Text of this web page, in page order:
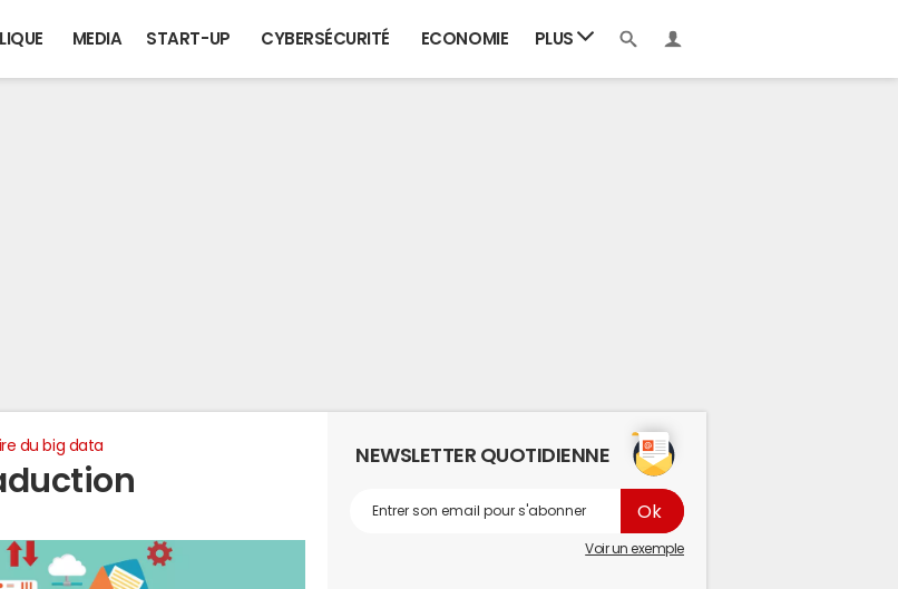
MEDIA START-UP CYBERSÉCURITÉ ECONOMIE PLUS
du big data NEWSLETTER QUOTIDIENNE
Voir un exemple